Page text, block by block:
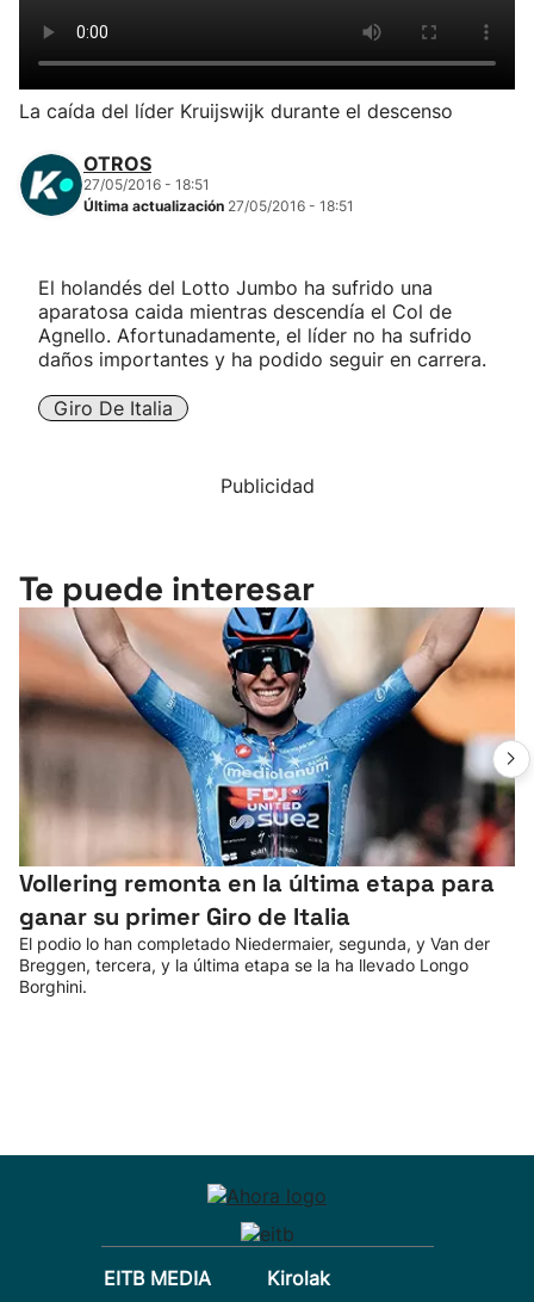
Atletismo
Carreras de montaña
Más deportes
"Helmuga"
La caída del líder Kruijswijk durante el descenso
OTROS
27/05/2016 - 18:51
Última actualización 27/05/2016 - 18:51
El holandés del Lotto Jumbo ha sufrido una
aparatosa caida mientras descendía el Col de
Agnello. Afortunadamente, el líder no ha sufrido
daños importantes y ha podido seguir en carrera.
Giro De Italia
Publicidad
Te puede interesar
Vollering remonta en la última etapa para
ganar su primer Giro de Italia
El podio lo han completado Niedermaier, segunda, y Van der
Breggen, tercera, y la última etapa se la ha llevado Longo
Borghini.
EITB MEDIA
Kirolak